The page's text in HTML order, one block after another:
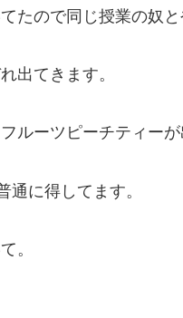
たので同じ授業の奴と
出てきます。
ルーツピーチティーが
通に得してます。
。